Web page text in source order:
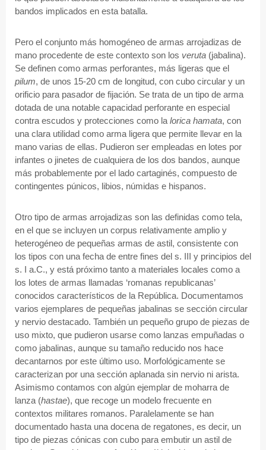
bandos implicados en esta batalla.
Pero el conjunto más homogéneo de armas arrojadizas de
mano procedente de este contexto son los veruta (jabalina).
Se definen como armas perforantes, más ligeras que el
pilum, de unos 15-20 cm de longitud, con cubo circular y un
orificio para pasador de fijación. Se trata de un tipo de arma
dotada de una notable capacidad perforante en especial
contra escudos y protecciones como la lorica hamata, con
una clara utilidad como arma ligera que permite llevar en la
mano varias de ellas. Pudieron ser empleadas en lotes por
infantes o jinetes de cualquiera de los dos bandos, aunque
más probablemente por el lado cartaginés, compuesto de
contingentes púnicos, libios, númidas e hispanos.
Otro tipo de armas arrojadizas son las definidas como tela,
en el que se incluyen un corpus relativamente amplio y
heterogéneo de pequeñas armas de astil, consistente con
los tipos con una fecha de entre fines del s. III y principios del
s. I a.C., y está próximo tanto a materiales locales como a
los lotes de armas llamadas ‘romanas republicanas’
conocidos característicos de la República. Documentamos
varios ejemplares de pequeñas jabalinas se sección circular
y nervio destacado. También un pequeño grupo de piezas de
uso mixto, que pudieron usarse como lanzas empuñadas o
como jabalinas, aunque su tamaño reducido nos hace
decantarnos por este último uso. Morfológicamente se
caracterizan por una sección aplanada sin nervio ni arista.
Asimismo contamos con algún ejemplar de moharra de
lanza (hastae), que recoge un modelo frecuente en
contextos militares romanos. Paralelamente se han
documentado hasta una docena de regatones, es decir, un
tipo de piezas cónicas con cubo para embutir un astil de